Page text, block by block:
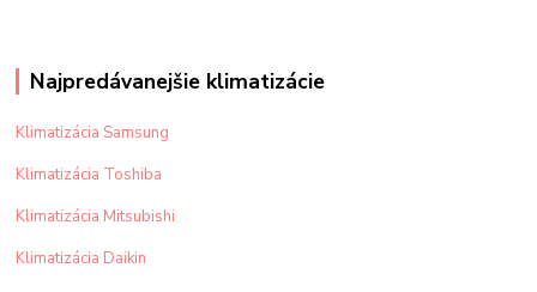
Najpredávanejšie klimatizácie
Klimatizácia Samsung
Klimatizácia Toshiba
Klimatizácia Mitsubishi
Klimatizácia Daikin